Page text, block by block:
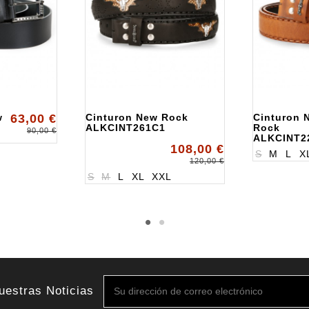
63,00 €
90,00 €
Cinturon New Rock
ALKCINT261C1
108,00 €
120,00 €
S M L XL XXL
Cinturon
Rock
S M L XL
Noticias